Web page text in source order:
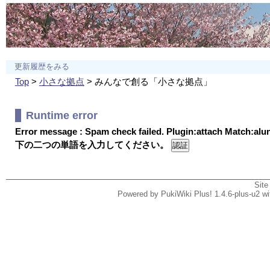
更新履歴をみる
Top> 小さな拠点 > みんなで創る「小さな拠点」
Runtime error
Error message : Spam check failed. Plugin:attach
下の二つの単語を入力してください。
Powered by PukiWiki Plus! 1.4.6-plus-u2